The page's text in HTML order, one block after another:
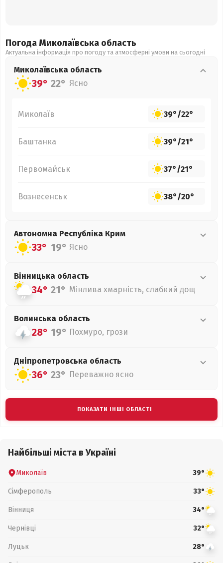
Погода Миколаївська область
Актуальна інформація про погоду та атмосферні умови на сьогодні
Миколаївська область
39° 22° Ясно
Миколаїв 39°/22°
Баштанка 39°/21°
Первомайськ 37°/21°
Вознесенськ 38°/20°
Автономна Республіка Крим
33° 19° Ясно
Вінницька область
34° 21° Мінлива хмарність, слабкий дощ
Волинська область
28° 19° Похмуро, грози
Дніпропетровська область
36° 23° Переважно ясно
ПОКАЗАТИ ІНШІ ОБЛАСТІ
Найбільші міста в Україні
Миколаїв 39°
Сімферополь 33°
Вінниця 34°
Чернівці 32°
Луцьк 28°